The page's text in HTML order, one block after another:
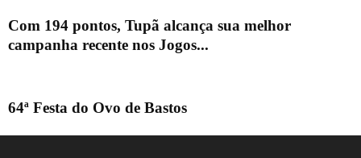
Com 194 pontos, Tupã alcança sua melhor
campanha recente nos Jogos...
64ª Festa do Ovo de Bastos